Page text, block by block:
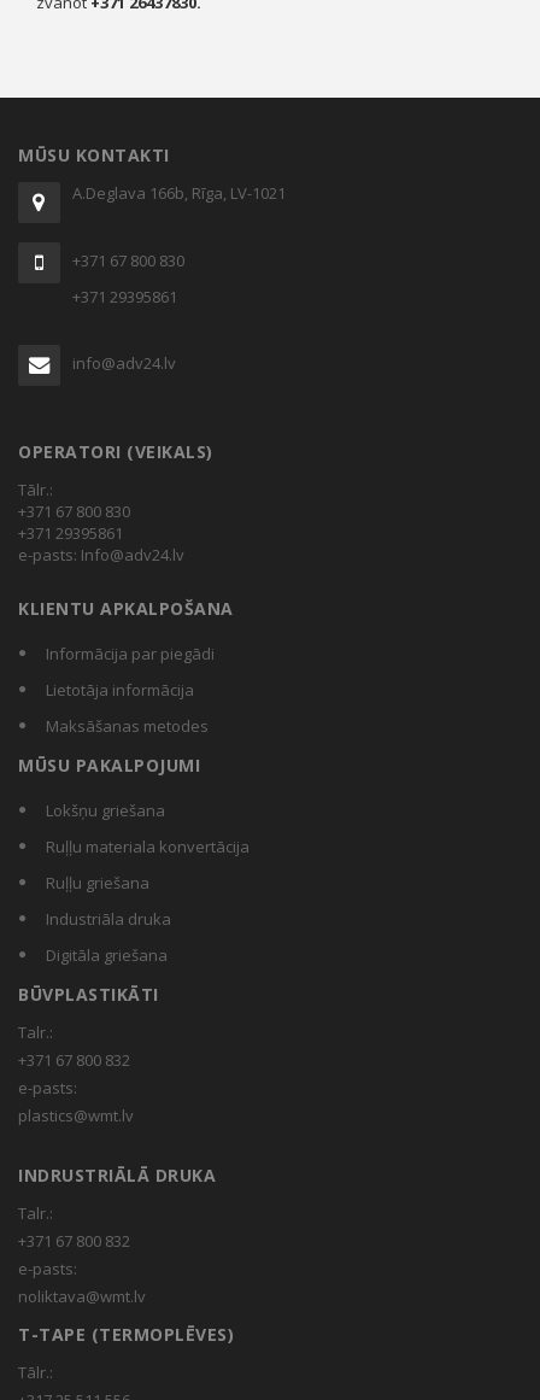
MŪSU KONTAKTI
A.Deglava 166b, Rīga, LV-1021
+371 67 800 830
+371 29395861
info@adv24.lv
OPERATORI (VEIKALS)
Tālr.:
+371 67 800 830
+371 29395861
e-pasts: Info@adv24.lv
KLIENTU APKALPOŠANA
Informācija par piegādi
Lietotāja informācija
Maksāšanas metodes
MŪSU PAKALPOJUMI
Lokšņu griešana
Ruļļu materiala konvertācija
Ruļļu griešana
Industriāla druka
Digitāla griešana
BŪVPLASTIKĀTI
Talr.:
+371 67 800 832
e-pasts:
plastics@wmt.lv
INDRUSTRIĀLĀ DRUKA
Talr.:
+371 67 800 832
e-pasts:
noliktava@wmt.lv
T-TAPE (TERMOPLĒVES)
Tālr.: